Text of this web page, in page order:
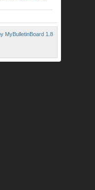
MyBulletinBoard 1.8